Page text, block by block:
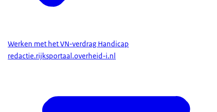
Werken met het VN-verdrag Handicap
redactie.rijksportaal.overheid-i.nl